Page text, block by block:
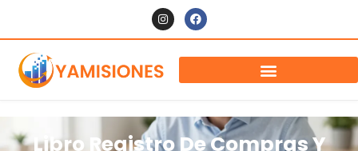
Libro Registro De Compras Y